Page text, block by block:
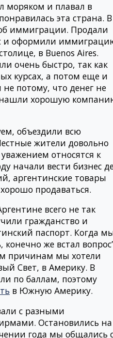
моряком и плавал в
эта страна. В
иммиграции. Продали
и оформили
в Buenos Aires.
очень быстро, так как
курсах, а потом еще и
потому, что денег не
нашли хорошую
объездили всю
жители довольно
относятся к
начали вести бизнес
аргентинские товары
продаваться.
всего не так
гражданство и
паспорт. Когда
же встал
причинам мы хотели
Свет, в Америку. В
по баллам, поэтому
в Южную Америку.
с разными
Остановились на
года мы общались